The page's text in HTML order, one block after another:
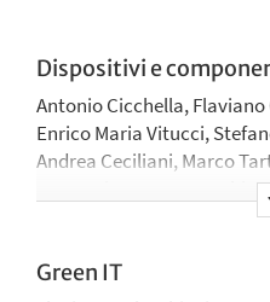
Dispositivi e
Antonio Cicchella,
Enrico Maria Vitucci,
Andrea Ceciliani, Marco
Mengoni, Luca De Marchi,
Fuschini, Aldo Romani,
Green IT